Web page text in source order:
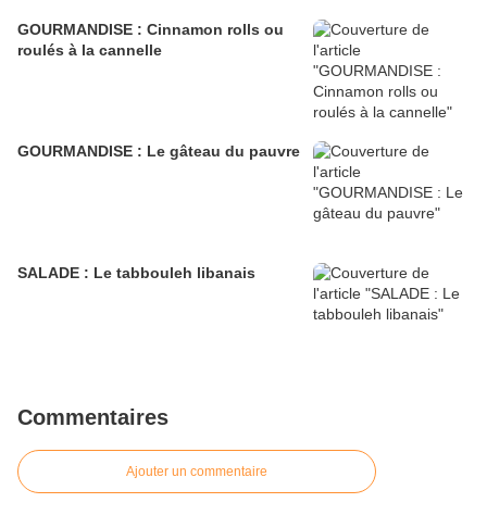
GOURMANDISE : Cinnamon rolls ou
roulés à la cannelle
GOURMANDISE : Le gâteau du pauvre
SALADE : Le tabbouleh libanais
Commentaires
Ajouter un commentaire